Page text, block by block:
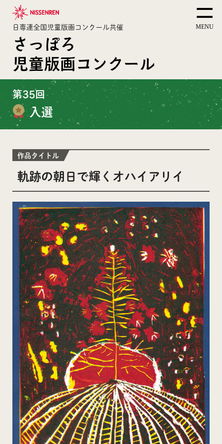
日専連全国児童版画コンクール共催
さっぽろ
児童版画コンクール
第35回
入選
作品タイトル
軌跡の朝日で輝くオハイアリイ